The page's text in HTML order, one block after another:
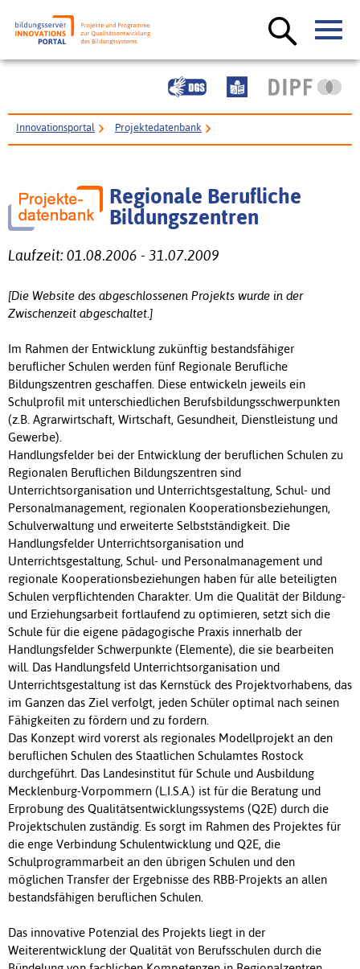
Innovationsportal Projektedatenbank
Regionale Berufliche
Bildungszentren
Laufzeit: 01.08.2006 - 31.07.2009
[Die Website des abgeschlossenen Projekts wurde in der
Zwischenzeit abgeschaltet.]
Im Rahmen der Entwicklung zukünftig bestandsfähiger
beruflicher Schulen werden fünf Regionale Berufliche
Bildungszentren geschaffen. Diese entwickeln jeweils ein
Schulprofil mit unterschiedlichen Berufsbildungsschwerpunkten
(z.B. Agrarwirtschaft, Wirtschaft, Gesundheit, Dienstleistung und
Gewerbe).
Handlungsfelder bei der Entwicklung der beruflichen Schulen zu
Regionalen Beruflichen Bildungszentren sind
Unterrichtsorganisation und Unterrichtsgestaltung, Schul- und
Personalmanagement, regionalen Kooperationsbeziehungen,
Schulverwaltung und erweiterte Selbstständigkeit. Die
Handlungsfelder Unterrichtsorganisation und
Unterrichtsgestaltung, Schul- und Personalmanagement und
regionale Kooperationsbeziehungen haben für alle beteiligten
Schulen verpflichtenden Charakter. Um die Qualität der Bildung-
und Erziehungsarbeit fortlaufend zu optimieren, setzt sich die
Schule für die eigene pädagogische Praxis innerhalb der
Handlungsfelder Schwerpunkte (Elemente), die sie bearbeiten
will. Das Handlungsfeld Unterrichtsorganisation und
Unterrichtsgestaltung ist das Kernstück des Projektvorhabens, das
im Ganzen das Ziel verfolgt, jeden Schüler optimal nach seinen
Fähigkeiten zu fördern und zu fordern.
Das Konzept wird vorerst als regionales Modellprojekt an den
beruflichen Schulen des Staatlichen Schulamtes Rostock
durchgeführt. Das Landesinstitut für Schule und Ausbildung
Mecklenburg-Vorpommern (L.I.S.A.) ist für die Beratung und
Erprobung des Qualitätsentwicklungssystems (Q2E) durch die
Projektschulen zuständig. Es sorgt im Rahmen des Projektes für
die enge Verbindung Schulentwicklung und Q2E, die
Schulprogrammarbeit an den übrigen Schulen und den
möglichen Transfer der Ergebnisse des RBB-Projekts an allen
bestandsfähigen beruflichen Schulen.
Das innovative Potenzial des Projekts liegt in der
Weiterentwicklung der Qualität von Berufsschulen durch die